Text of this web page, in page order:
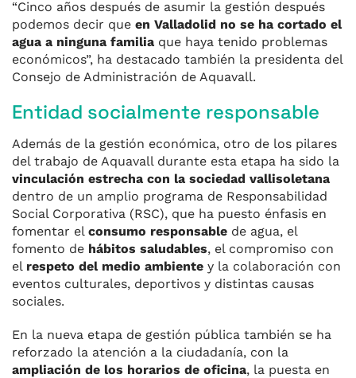
“Cinco años después de asumir la gestión después
podemos decir que en Valladolid no se ha cortado el
agua a ninguna familia que haya tenido problemas
económicos”, ha destacado también la presidenta del
Consejo de Administración de Aquavall.
Entidad socialmente responsable
Además de la gestión económica, otro de los pilares
del trabajo de Aquavall durante esta etapa ha sido la
vinculación estrecha con la sociedad vallisoletana
dentro de un amplio programa de Responsabilidad
Social Corporativa (RSC), que ha puesto énfasis en
fomentar el consumo responsable de agua, el
fomento de hábitos saludables, el compromiso con
el respeto del medio ambiente y la colaboración con
eventos culturales, deportivos y distintas causas
sociales.
En la nueva etapa de gestión pública también se ha
reforzado la atención a la ciudadanía, con la
ampliación de los horarios de oficina, la puesta en